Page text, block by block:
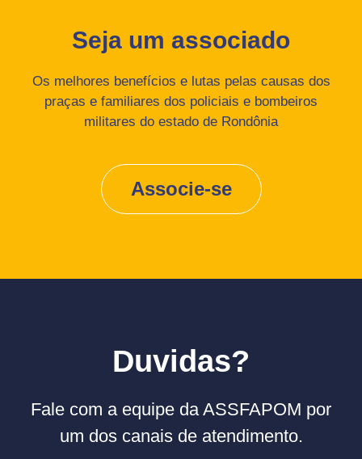
Seja um associado
Os melhores benefícios e lutas pelas causas dos
praças e familiares dos policiais e bombeiros
militares do estado de Rondônia
Associe-se
Duvidas?
Fale com a equipe da ASSFAPOM por
um dos canais de atendimento.